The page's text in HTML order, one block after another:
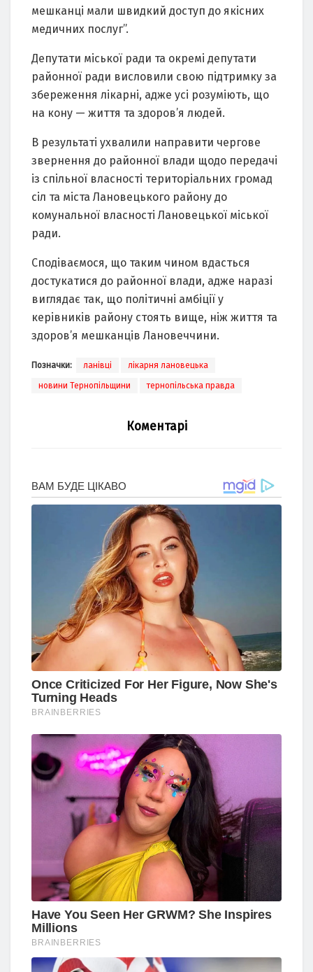
мешканці мали швидкий доступ до якісних
медичних послуг”.
Депутати міської ради та окремі депутати
районної ради висловили свою підтримку за
збереження лікарні, адже усі розуміють, що
на кону — життя та здоров’я людей.
В результаті ухвалили направити чергове
звернення до районної влади щодо передачі
із спільної власності територіальних громад
сіл та міста Лановецького району до
комунальної власності Лановецької міської
ради.
Сподіваємося, що таким чином вдасться
достукатися до районної влади, адже наразі
виглядає так, що політичні амбіції у
керівників району стоять вище, ніж життя та
здоров’я мешканців Лановеччини.
Позначки: ланівці лікарня лановецька
новини Тернопільщини тернопільська правда
Коментарі